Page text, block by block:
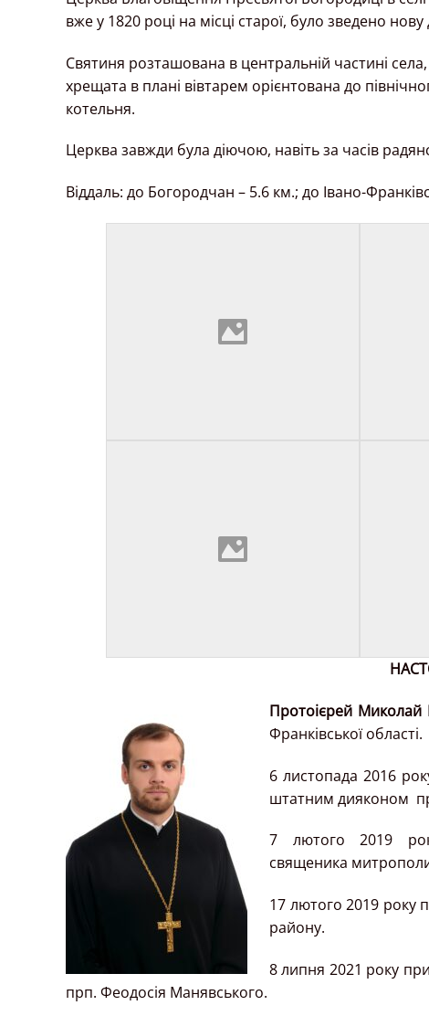
вже у 1820 році на місці старої, було зведено нову
Святиня розташована в центральній частині
хрещата в плані вівтарем орієнтована до
котельня.
Церква завжди була діючою, навіть за часів
Віддаль: до Богородчан – 5.6 км.; до Івано-
Протоієрей
Франківської області.
6 листопада 2016
штатним дияконом
7 лютого 2019
священика
17 лютого 2019 року
району.
8 липня 2021 року
прп. Феодосія Манявського.